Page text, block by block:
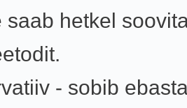
saab hetkel
- sobib